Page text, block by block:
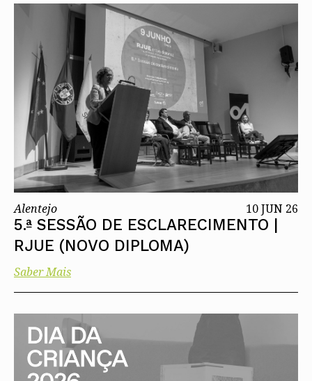
Alentejo 10 JUN 26
5.ª SESSÃO DE ESCLARECIMENTO |
RJUE (NOVO DIPLOMA)
Saber Mais